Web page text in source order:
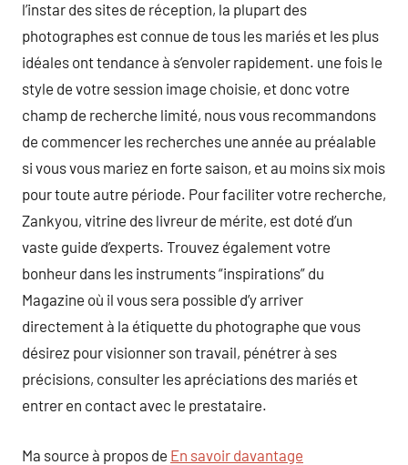
l’instar des sites de réception, la plupart des
photographes est connue de tous les mariés et les plus
idéales ont tendance à s’envoler rapidement. une fois le
style de votre session image choisie, et donc votre
champ de recherche limité, nous vous recommandons
de commencer les recherches une année au préalable
si vous vous mariez en forte saison, et au moins six mois
pour toute autre période. Pour faciliter votre recherche,
Zankyou, vitrine des livreur de mérite, est doté d’un
vaste guide d’experts. Trouvez également votre
bonheur dans les instruments “inspirations” du
Magazine où il vous sera possible d’y arriver
directement à la étiquette du photographe que vous
désirez pour visionner son travail, pénétrer à ses
précisions, consulter les apréciations des mariés et
entrer en contact avec le prestataire.
Ma source à propos de En savoir davantage